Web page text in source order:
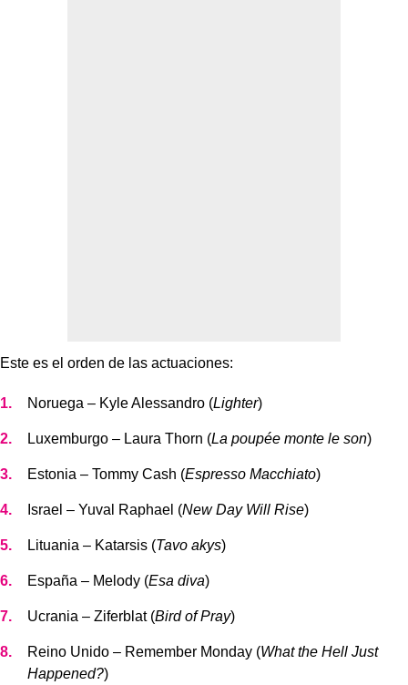
Este es el orden de las actuaciones:
Noruega – Kyle Alessandro (Lighter)
Luxemburgo – Laura Thorn (La poupée monte le son)
Estonia – Tommy Cash (Espresso Macchiato)
Israel – Yuval Raphael (New Day Will Rise)
Lituania – Katarsis (Tavo akys)
España – Melody (Esa diva)
Ucrania – Ziferblat (Bird of Pray)
Reino Unido – Remember Monday (What the Hell Just
Happened?)